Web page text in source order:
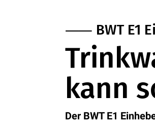
⸺ BWT E1
kann
Der BWT E1